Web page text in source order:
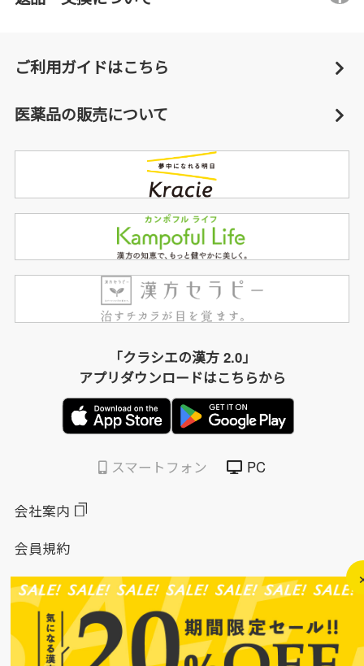
ご利用ガイドはこちら
医薬品の販売について
「クラシエの漢方 2.0」
アプリダウンロードはこちらから
スマートフォン PC
会社案内
会員規約
個人情報保護方針
特定商取引法に基づく表示
このサイトについて